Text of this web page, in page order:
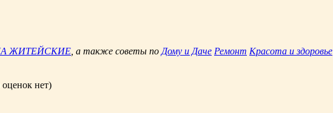
ЖИТЕЙСКИЕ , а также советы по Дому и Даче Ремонт Красота и здоровье
нет)